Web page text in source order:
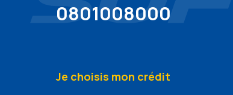
0801008000
Je choisis mon crédit